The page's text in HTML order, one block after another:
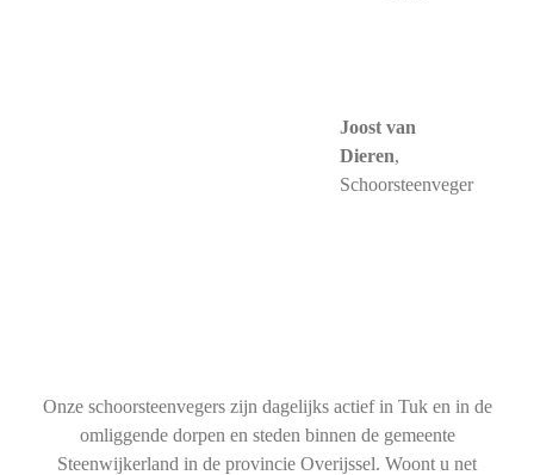
Joost van
Dieren,
Schoorsteenveger
Onze schoorsteenvegers zijn dagelijks actief in Tuk en in de
omliggende dorpen en steden binnen de gemeente
Steenwijkerland in de provincie Overijssel. Woont u net